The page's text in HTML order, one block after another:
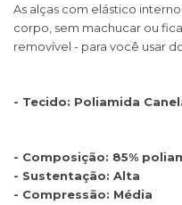
As alças com elástico
corpo, sem machucar ou
removível - para você usar
- Tecido: Poliamida
- Composição: 85%
- Sustentação: Alta
- Compressão: Média